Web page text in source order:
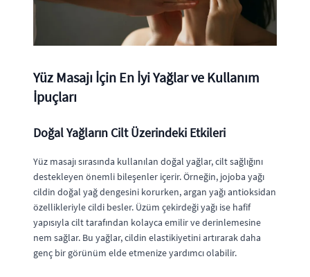
Yüz Masajı İçin En İyi Yağlar ve Kullanım
İpuçları
Doğal Yağların Cilt Üzerindeki Etkileri
Yüz masajı sırasında kullanılan doğal yağlar, cilt sağlığını
destekleyen önemli bileşenler içerir. Örneğin, jojoba yağı
cildin doğal yağ dengesini korurken, argan yağı antioksidan
özellikleriyle cildi besler. Üzüm çekirdeği yağı ise hafif
yapısıyla cilt tarafından kolayca emilir ve derinlemesine
nem sağlar. Bu yağlar, cildin elastikiyetini artırarak daha
genç bir görünüm elde etmenize yardımcı olabilir.